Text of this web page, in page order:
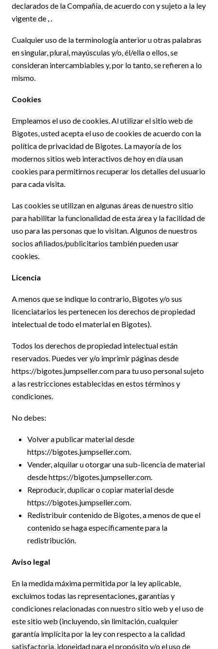
declarados de la Compañía, de acuerdo con y sujeto a la ley
vigente de , .
Cualquier uso de la terminología anterior u otras palabras
en singular, plural, mayúsculas y/o, él/ella o ellos, se
consideran intercambiables y, por lo tanto, se refieren a lo
mismo.
Cookies
Empleamos el uso de cookies. Al utilizar el sitio web de
Bigotes, usted acepta el uso de cookies de acuerdo con la
política de privacidad de Bigotes. La mayoría de los
modernos sitios web interactivos de hoy en día usan
cookies para permitirnos recuperar los detalles del usuario
para cada visita.
Las cookies se utilizan en algunas áreas de nuestro sitio
para habilitar la funcionalidad de esta área y la facilidad de
uso para las personas que lo visitan. Algunos de nuestros
socios afiliados/publicitarios también pueden usar
cookies.
Licencia
A menos que se indique lo contrario, Bigotes y/o sus
licenciatarios les pertenecen los derechos de propiedad
intelectual de todo el material en Bigotes).
Todos los derechos de propiedad intelectual están
reservados. Puedes ver y/o imprimir páginas desde
https://bigotes.jumpseller.com para tu uso personal sujeto
a las restricciones establecidas en estos términos y
condiciones.
No debes:
Volver a publicar material desde
https://bigotes.jumpseller.com.
Vender, alquilar u otorgar una sub-licencia de material
desde https://bigotes.jumpseller.com.
Reproducir, duplicar o copiar material desde
https://bigotes.jumpseller.com.
Redistribuir contenido de Bigotes, a menos de que el
contenido se haga específicamente para la
redistribución.
Aviso legal
En la medida máxima permitida por la ley aplicable,
excluimos todas las representaciones, garantías y
condiciones relacionadas con nuestro sitio web y el uso de
este sitio web (incluyendo, sin limitación, cualquier
garantía implícita por la ley con respecto a la calidad
satisfactoria, idoneidad para el propósito y/o el uso de